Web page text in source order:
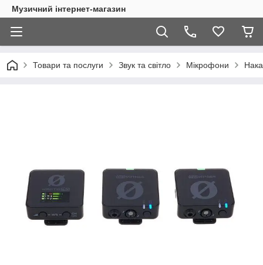
Музичний інтернет-магазин
Товари та послуги Звук та світло Мікрофони